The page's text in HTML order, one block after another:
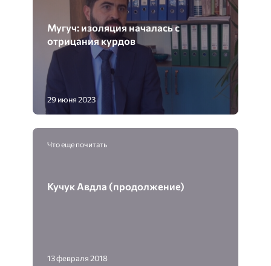
Мугуч: изоляция началась с
отрицания курдов
29 июня 2023
Что еще почитать
Кучук Авдла (продолжение)
13 февраля 2018